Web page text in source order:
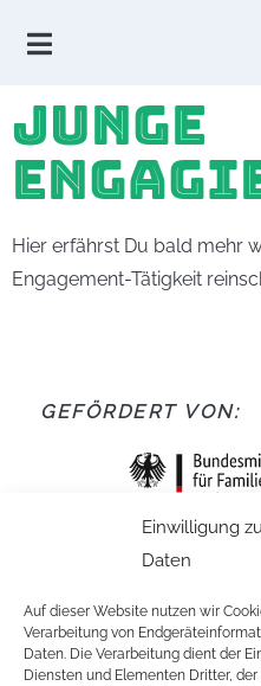
Einwilligung
Daten
Auf dieser Website nutzen wir
Verarbeitung von
Daten. Die Verarbeitung dient der
Diensten und Elementen Dritter,
JUNGE
Hier erfährst Du bald mehr
Engagement-Tätigkeit
GEFÖRDERT VON:
EINE